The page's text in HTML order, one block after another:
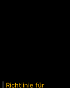
Richtlinie für